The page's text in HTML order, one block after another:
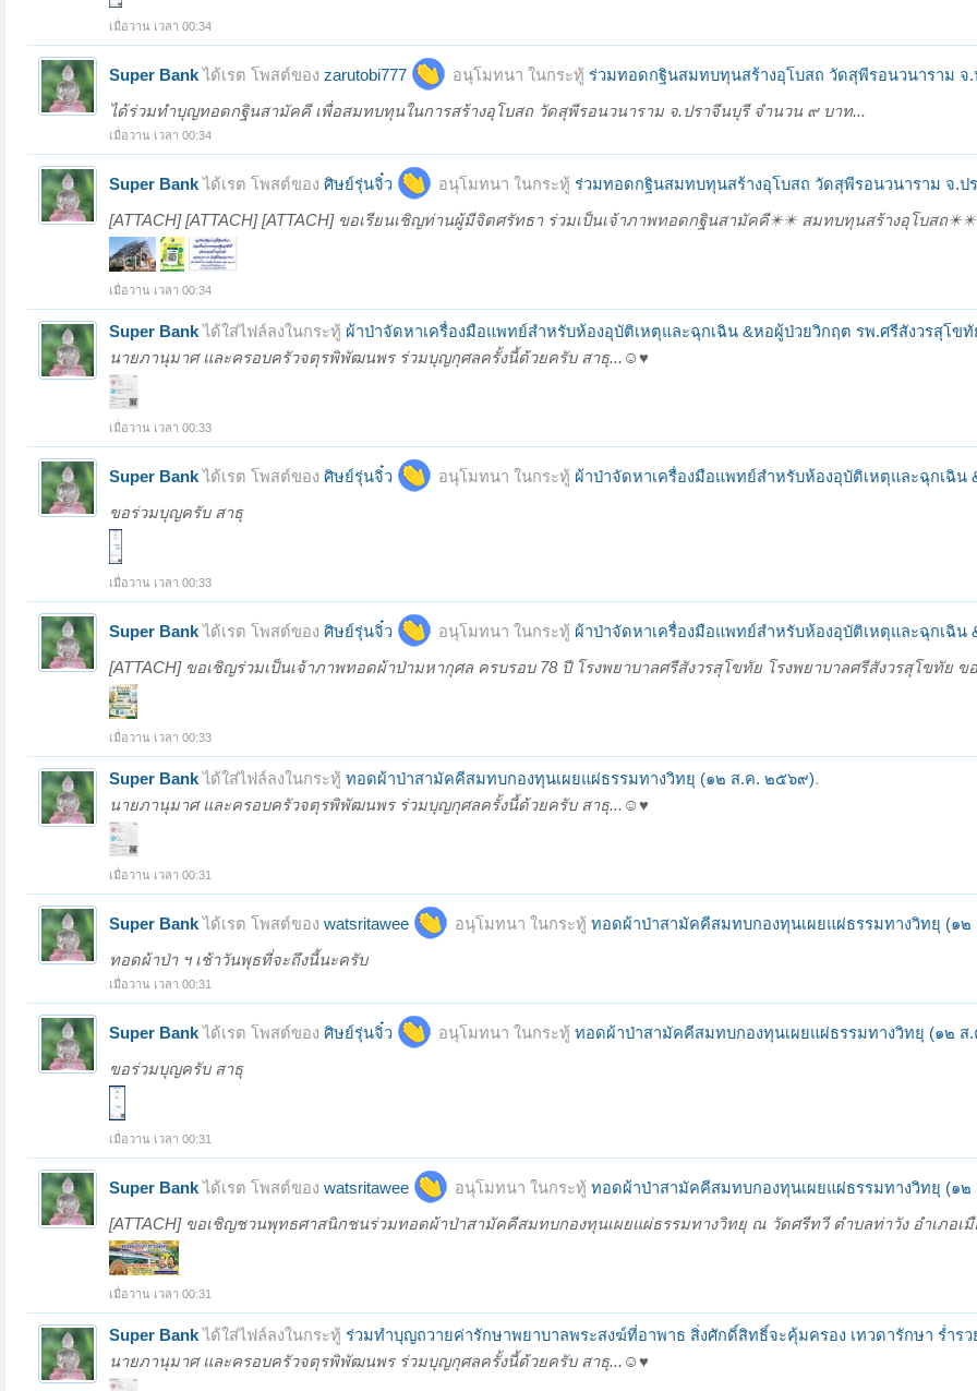
เมื่อวาน เวลา 00:34
Super Bankได้เรต โพสต์ของ zarutobi777 อนุโมทนา ในกระทู้ ร่วมทอดกฐินสมทบทุนสร้างอุโบสถ วัดสุพีรอนวนาราม จ.
ได้ร่วมทำบุญทอดกฐินสามัคคี เพื่อสมทบทุนในการสร้างอุโบสถ วัดสุพีรอนวนาราม จ.ปราจีนบุรี จำนวน ๙ บาท...
เมื่อวาน เวลา 00:34
Super Bankได้เรต โพสต์ของ ศิษย์รุ่นจิ๋ว อนุโมทนา ในกระทู้ ร่วมทอดกฐินสมทบทุนสร้างอุโบสถ วัดสุพีรอนวนาราม จ.ป
[ATTACH] [ATTACH] [ATTACH] ขอเรียนเชิญท่านผู้มีจิตศรัทธา ร่วมเป็นเจ้าภาพทอดกฐินสามัคคี✴️✴️ สมทบทุนสร้างอุโบสถ
เมื่อวาน เวลา 00:34
Super Bankได้ใส่ไฟล์ลงในกระทู้ ผ้าป่าจัดหาเครื่องมือแพทย์สำหรับห้องอุบัติเหตุและฉุกเฉิน &หอผู้ป่วยวิกฤต รพ.ศรีสังวรสุโขทั
นายภานุมาศ และครอบครัวจตุรพิพัฒนพร ร่วมบุญกุศลครั้งนี้ด้วยครับ สาธุ...☺️♥️
เมื่อวาน เวลา 00:33
Super Bankได้เรต โพสต์ของ ศิษย์รุ่นจิ๋ว อนุโมทนา ในกระทู้ ผ้าป่าจัดหาเครื่องมือแพทย์สำหรับห้องอุบัติเหตุและฉุกเฉิน
ขอร่วมบุญครับ สาธุ
เมื่อวาน เวลา 00:33
Super Bankได้เรต โพสต์ของ ศิษย์รุ่นจิ๋ว อนุโมทนา ในกระทู้ ผ้าป่าจัดหาเครื่องมือแพทย์สำหรับห้องอุบัติเหตุและฉุกเฉิน
[ATTACH] ขอเชิญร่วมเป็นเจ้าภาพทอดผ้าป่ามหากุศล ครบรอบ 78 ปี โรงพยาบาลศรีสังวรสุโขทัย โรงพยาบาลศรีสังวรสุโขทัย
เมื่อวาน เวลา 00:33
Super Bankได้ใส่ไฟล์ลงในกระทู้ ทอดผ้าป่าสามัคคีสมทบกองทุนเผยแผ่ธรรมทางวิทยุ (๑๒ ส.ค. ๒๕๖๙).
นายภานุมาศ และครอบครัวจตุรพิพัฒนพร ร่วมบุญกุศลครั้งนี้ด้วยครับ สาธุ...☺️♥️
เมื่อวาน เวลา 00:31
Super Bankได้เรต โพสต์ของ watsritawee อนุโมทนา ในกระทู้ ทอดผ้าป่าสามัคคีสมทบกองทุนเผยแผ่ธรรมทางวิทยุ (๑
ทอดผ้าป่า ฯ เช้าวันพุธที่จะถึงนี้นะครับ
เมื่อวาน เวลา 00:31
Super Bankได้เรต โพสต์ของ ศิษย์รุ่นจิ๋ว อนุโมทนา ในกระทู้ ทอดผ้าป่าสามัคคีสมทบกองทุนเผยแผ่ธรรมทางวิทยุ (๑๒ ส
ขอร่วมบุญครับ สาธุ
เมื่อวาน เวลา 00:31
Super Bankได้เรต โพสต์ของ watsritawee อนุโมทนา ในกระทู้ ทอดผ้าป่าสามัคคีสมทบกองทุนเผยแผ่ธรรมทางวิทยุ (๑
[ATTACH] ขอเชิญชวนพุทธศาสนิกชนร่วมทอดผ้าป่าสามัคคีสมทบกองทุนเผยแผ่ธรรมทางวิทยุ ณ วัดศรีทวี ตำบลท่าวัง อำเภอเ
เมื่อวาน เวลา 00:31
Super Bankได้ใส่ไฟล์ลงในกระทู้ ร่วมทำบุญถวายค่ารักษาพยาบาลพระสงฆ์ที่อาพาธ สิ่งศักดิ์สิทธิ์จะคุ้มครอง เทวดารักษา ร่ำรว
นายภานุมาศ และครอบครัวจตุรพิพัฒนพร ร่วมบุญกุศลครั้งนี้ด้วยครับ สาธุ...☺️♥️